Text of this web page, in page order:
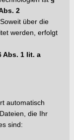
2
über die
werden, erfolgt
Abs. 1 lit. a
automatisch
die Ihr
sind: